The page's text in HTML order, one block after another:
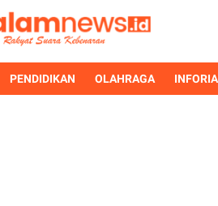
PENDIDIKAN OLAHRAGA